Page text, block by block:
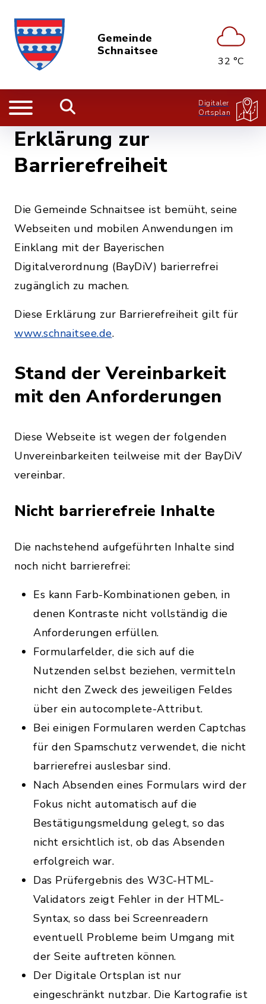
Gemeinde
Schnaitsee
32 °C
Digitaler
Ortsplan
Erklärung zur
Barrierefreiheit
Die Gemeinde Schnaitsee ist bemüht, seine
Webseiten und mobilen Anwendungen im
Einklang mit der Bayerischen
Digitalverordnung (BayDiV) barierrefrei
zugänglich zu machen.
Diese Erklärung zur Barrierefreiheit gilt für
www.schnaitsee.de.
Stand der Vereinbarkeit
mit den Anforderungen
Diese Webseite ist wegen der folgenden
Unvereinbarkeiten teilweise mit der BayDiV
vereinbar.
Nicht barrierefreie Inhalte
Die nachstehend aufgeführten Inhalte sind
noch nicht barrierefrei:
Es kann Farb-Kombinationen geben, in
denen Kontraste nicht vollständig die
Anforderungen erfüllen.
Formularfelder, die sich auf die
Nutzenden selbst beziehen, vermitteln
nicht den Zweck des jeweiligen Feldes
über ein autocomplete-Attribut.
Bei einigen Formularen werden Captchas
für den Spamschutz verwendet, die nicht
barrierefrei auslesbar sind.
Nach Absenden eines Formulars wird der
Fokus nicht automatisch auf die
Bestätigungsmeldung gelegt, so das
nicht ersichtlich ist, ob das Absenden
erfolgreich war.
Das Prüfergebnis des W3C-HTML-
Validators zeigt Fehler in der HTML-
Syntax, so dass bei Screenreadern
eventuell Probleme beim Umgang mit
der Seite auftreten können.
Der Digitale Ortsplan ist nur
eingeschränkt nutzbar. Die Kartografie ist